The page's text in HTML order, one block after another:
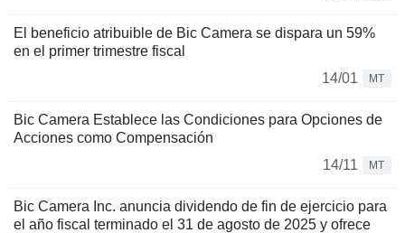
El beneficio atribuible de Bic Camera se dispara un 59%
en el primer trimestre fiscal
14/01
MT
Bic Camera Establece las Condiciones para Opciones de
Acciones como Compensación
14/11
MT
Bic Camera Inc. anuncia dividendo de fin de ejercicio para
el año fiscal terminado el 31 de agosto de 2025 y ofrece